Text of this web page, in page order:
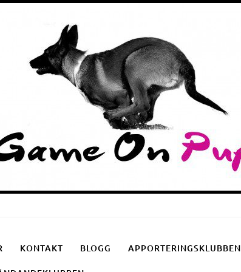
KONTAKT BLOGG APPORTERINGSKLUBBEN